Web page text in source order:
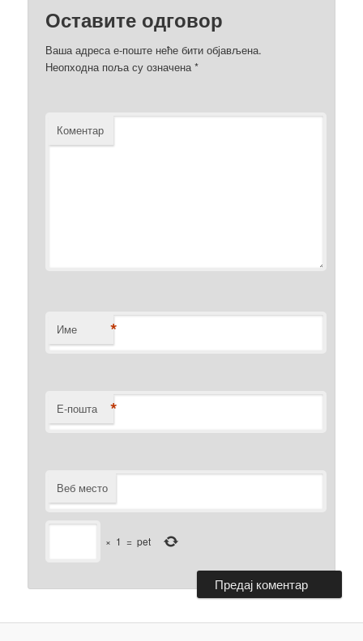
Оставите одговор
Ваша адреса е-поште неће бити објављена.
Неопходна поља су означена*
Коментар
Име *
Е-пошта *
Веб место
× 1 = pet